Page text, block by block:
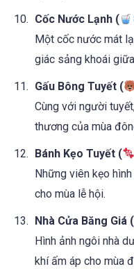
Cốc Nước Lạnh (
Một cốc nước mát
giác sảng khoái
Gấu Bông Tuyết (
Cùng với người
thương của mùa
Bánh Kẹo Tuyết (
Những viên kẹo
cho mùa lễ hội.
Nhà Cửa Băng Giá (
Hình ảnh ngôi nhà
khí ấm áp cho mùa